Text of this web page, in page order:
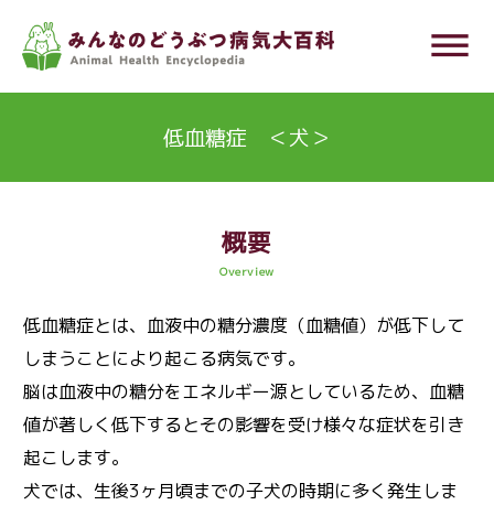
テ
dehaze
低血糖症 ＜犬＞
概要
Overview
低血糖症とは、血液中の糖分濃度（血糖値）が低下して
しまうことにより起こる病気です。
脳は血液中の糖分をエネルギー源としているため、血糖
値が著しく低下するとその影響を受け様々な症状を引き
起こします。
犬では、生後3ヶ月頃までの子犬の時期に多く発生しま